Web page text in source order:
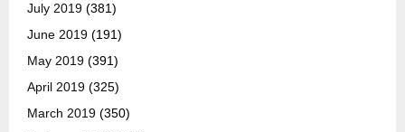
July 2019 (381)
June 2019 (191)
May 2019 (391)
April 2019 (325)
March 2019 (350)